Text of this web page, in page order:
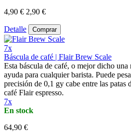
4,90 € 2,90 €
Detalle Comprar
7x
Báscula de café | Flair Brew Scale
Esta báscula de café, o mejor dicho una
ayuda para cualquier barista. Puede
precisión de 0,1 gy cabe entre las patas
café Flair espresso.
7x
En stock
64,90 €